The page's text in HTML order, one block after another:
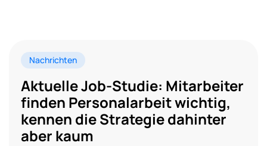
Nachrichten
Aktuelle Job-Studie: Mitarbeiter
finden Personalarbeit wichtig,
kennen die Strategie dahinter
aber kaum